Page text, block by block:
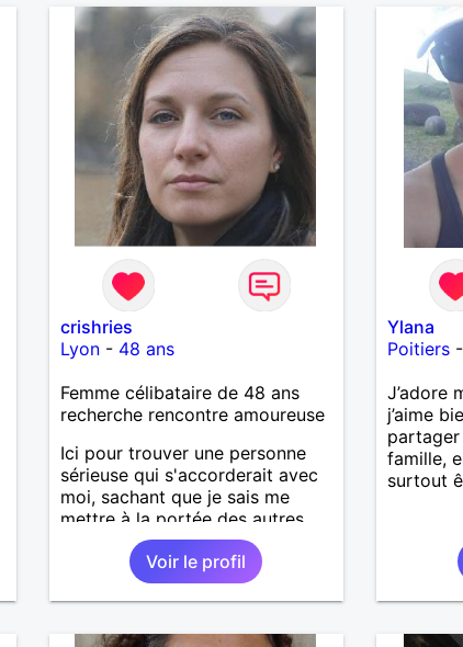
crishries
Lyon- 48 ans
Femme célibataire de 48 ans
recherche rencontre amoureuse
Ici pour trouver une personne
sérieuse qui s'accorderait avec
moi, sachant que je sais me
mettre à la portée des autres.
Voir le profil
Ylana
Poitiers -
J’adore
j’aime
famille,
surtout